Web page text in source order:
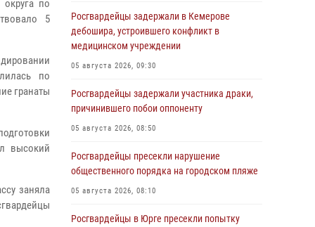
по
5
по
гранаты
высокий
заняла
Росгвардейцы задержали в Кемерове
дебошира, устроившего конфликт в
медицинском учреждении
05 августа 2026, 09:30
Росгвардейцы задержали участника драки,
причинившего побои оппоненту
05 августа 2026, 08:50
Росгвардейцы пресекли нарушение
общественного порядка на городском пляже
05 августа 2026, 08:10
Росгвардейцы в Юрге пресекли попытку